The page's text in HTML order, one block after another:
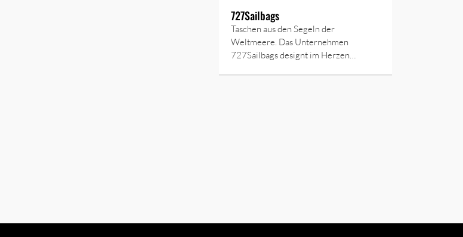
727Sailbags
Taschen aus den Segeln der
Weltmeere. Das Unternehmen
727Sailbags designt im Herzen…